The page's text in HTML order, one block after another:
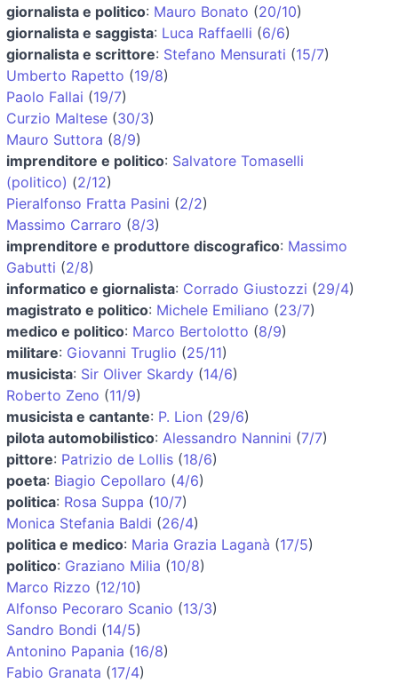
giornalista e politico: Mauro Bonato (20/10)
giornalista e saggista: Luca Raffaelli (6/6)
giornalista e scrittore: Stefano Mensurati (15/7)
Umberto Rapetto (19/8)
Paolo Fallai (19/7)
Curzio Maltese (30/3)
Mauro Suttora (8/9)
imprenditore e politico: Salvatore Tomaselli
(politico) (2/12)
Pieralfonso Fratta Pasini (2/2)
Massimo Carraro (8/3)
imprenditore e produttore discografico: Massimo
Gabutti (2/8)
informatico e giornalista: Corrado Giustozzi (29/4)
magistrato e politico: Michele Emiliano (23/7)
medico e politico: Marco Bertolotto (8/9)
militare: Giovanni Truglio (25/11)
musicista: Sir Oliver Skardy (14/6)
Roberto Zeno (11/9)
musicista e cantante: P. Lion (29/6)
pilota automobilistico: Alessandro Nannini (7/7)
pittore: Patrizio de Lollis (18/6)
poeta: Biagio Cepollaro (4/6)
politica: Rosa Suppa (10/7)
Monica Stefania Baldi (26/4)
politica e medico: Maria Grazia Laganà (17/5)
politico: Graziano Milia (10/8)
Marco Rizzo (12/10)
Alfonso Pecoraro Scanio (13/3)
Sandro Bondi (14/5)
Antonino Papania (16/8)
Fabio Granata (17/4)